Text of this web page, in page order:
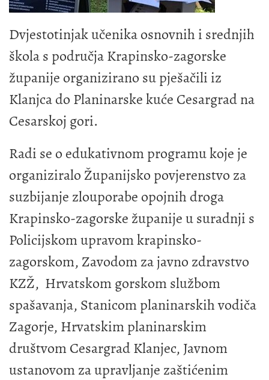
Dvjestotinjak učenika osnovnih i srednjih
škola s područja Krapinsko-zagorske
županije organizirano su pješačili iz
Klanjca do Planinarske kuće Cesargrad na
Cesarskoj gori.
Radi se o edukativnom programu koje je
organiziralo Županijsko povjerenstvo za
suzbijanje zlouporabe opojnih droga
Krapinsko-zagorske županije u suradnji s
Policijskom upravom krapinsko-
zagorskom, Zavodom za javno zdravstvo
KZŽ, Hrvatskom gorskom službom
spašavanja, Stanicom planinarskih vodiča
Zagorje, Hrvatskim planinarskim
društvom Cesargrad Klanjec, Javnom
ustanovom za upravljanje zaštićenim